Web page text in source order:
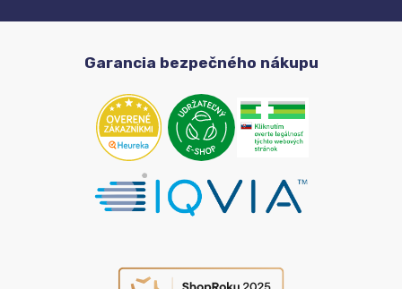
Garancia bezpečného nákupu